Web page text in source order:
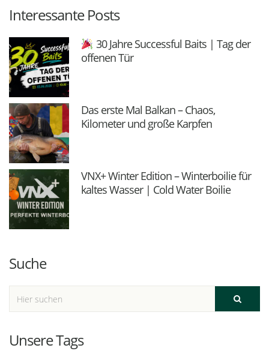
Interessante Posts
30 Jahre Successful Baits | Tag der
offenen Tür
Das erste Mal Balkan – Chaos,
Kilometer und große Karpfen
VNX+ Winter Edition – Winterboilie für
kaltes Wasser | Cold Water Boilie
Suche
Unsere Tags